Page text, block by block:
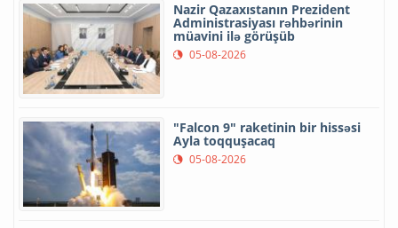
Nazir Qazaxıstanın Prezident
Administrasiyası rəhbərinin
müavini ilə görüşüb
05-08-2026
"Falcon 9" raketinin bir hissəsi
Ayla toqquşacaq
05-08-2026